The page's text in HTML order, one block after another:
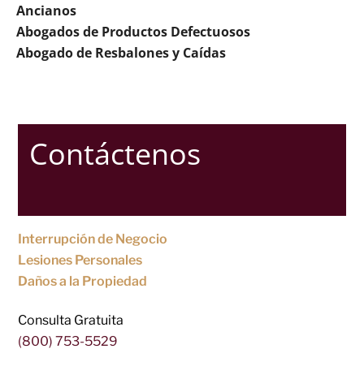
Ancianos
Abogados de Productos Defectuosos
Abogado de Resbalones y Caídas
Contáctenos
Interrupción de Negocio
Lesiones Personales
Daños a la Propiedad
Consulta Gratuita
(800) 753-5529